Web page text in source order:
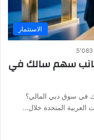
الاستثمار
5٬083
سهم سالك في
في سوق دبي المالي؟
العربية المتحدة خلال…